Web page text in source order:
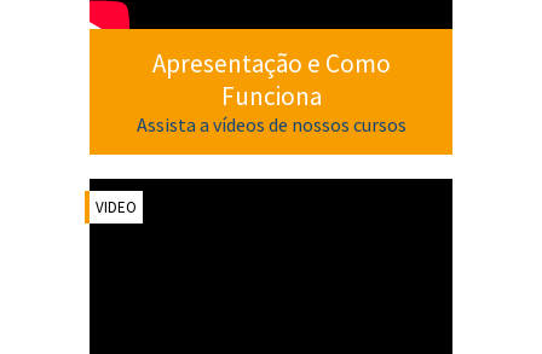
Apresentação e Como
Funciona
Assista a vídeos de nossos cursos
VIDEO